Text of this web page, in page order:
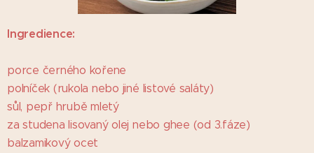
Ingredience:
porce černého kořene
polníček (rukola nebo jiné listové saláty)
sůl, pepř hrubě mletý
za studena lisovaný olej nebo ghee (od 3.fáze)
balzamikový ocet